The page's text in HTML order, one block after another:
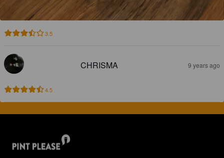
3.5
CHRISMA 9 years ago
4.5